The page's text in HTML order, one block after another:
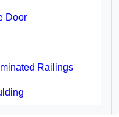
Door
Railings